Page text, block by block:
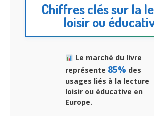
Chiffres clés sur la
loisir ou
Le marché du livre
représente 85% des
usages liés à la lecture
loisir ou éducative en
Europe.